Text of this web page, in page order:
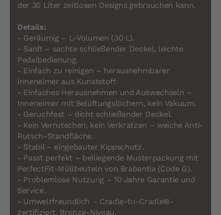
der 30 Liter zeitlosen Designs gebrauchen kann.
Details:
- Geräumig – L-Volumen (30 L).
- Sanft – sachte schließender Deckel, leichte
Pedalbedienung.
- Einfach zu reinigen – herausnehmbarer
Inneneimer aus Kunststoff.
- Einfaches Herausnehmen und Auswechseln –
Inneneimer mit Belüftungslöchern, kein Vakuum.
- Geruchfest – dicht schließender Deckel.
- Kein Verrutschen, kein Verkratzen – weiche Anti-
Rutsch-Standfläche.
- Stabil – eingebauter Kippschutz.
- Passt perfekt – beiliegende Musterpackung mit
PerfectFit-Müllbeuteln von Brabantia (Code G).
- Problemlose Nutzung – 10 Jahre Garantie und
Service.
- Umweltfreundlich – Cradle-to-Cradle®-
zertifiziert, Bronze-Niveau.